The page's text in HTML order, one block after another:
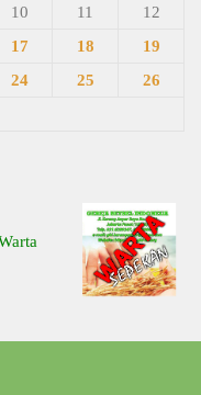
10 11
12
17 18
19
24 25
26